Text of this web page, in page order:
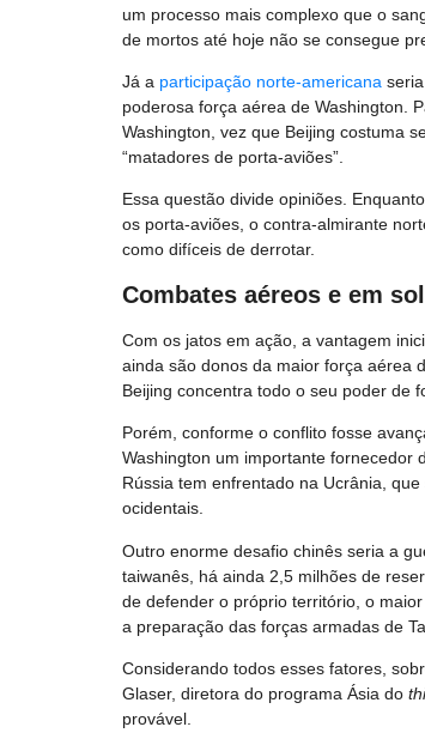
um processo mais complexo que o
de mortos até hoje não se consegue
Já a participação norte-americana
poderosa força aérea de Washington.
Washington, vez que Beijing costuma
“matadores de porta-aviões”.
Essa questão divide opiniões.
os porta-aviões, o contra-almirante
como difíceis de derrotar.
Combates aéreos e em
Com os jatos em ação, a vantagem
ainda são donos da maior força aérea
Beijing concentra todo o seu poder de
Porém, conforme o conflito fosse
Washington um importante fornecedor
Rússia tem enfrentado na Ucrânia,
ocidentais.
Outro enorme desafio chinês seria a
taiwanês, há ainda 2,5 milhões de
de defender o próprio território, o
a preparação das forças armadas de
Considerando todos esses fatores,
Glaser, diretora do programa Ásia do
provável.